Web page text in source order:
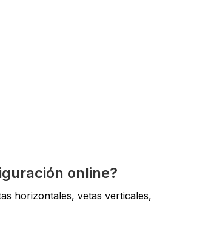
online?
horizontales, vetas verticales,